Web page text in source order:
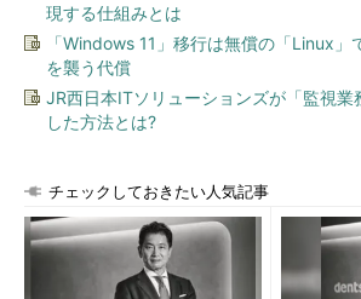
現する仕組みとは
「Windows 11」移行は無償の「Linux」
を襲う代償
JR西日本ITソリューションズが「監視業
した方法とは?
チェックしておきたい人気記事